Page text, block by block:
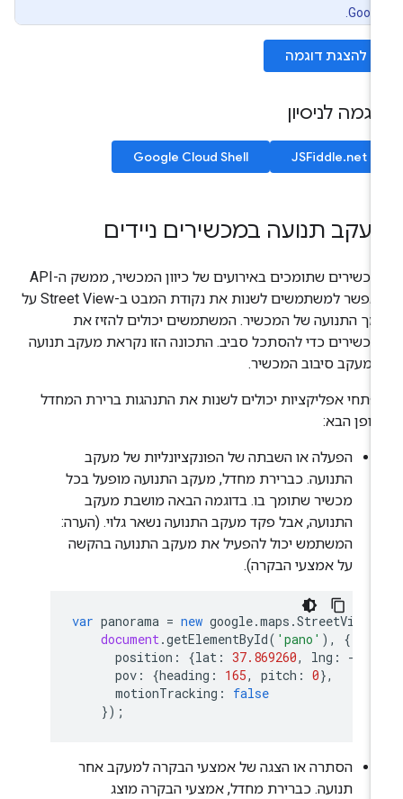
להצגת דוגמה
לניסיון
JSFiddle.net
Google Cloud Shell
תנועה במכשירים ניידים
במכשירים שתומכים באירועים של כיוון המכשיר, ממשק ה-API
מאפשר למשתמשים לשנות את נקודת המבט ב-Street View על
התנועה של המכשיר. המשתמשים יכולים להזיז את
כדי להסתכל סביב. התכונה הזו נקראת מעקב תנועה
מעקב סיבוב המכשיר.
אפליקציות יכולים לשנות את התנהגות ברירת המחדל
הבא:
הפעלה או השבתה של הפונקציונליות של מעקב
התנועה. כברירת מחדל, מעקב התנועה מופעל בכל
מכשיר שתומך בו. בדוגמה הבאה מושבת מעקב
התנועה, אבל פקד מעקב התנועה נשאר גלוי. (הערה:
המשתמש יכול להפעיל את מעקב התנועה בהקשה
על אמצעי הבקרה).
var panorama = new google.maps.
document.getElementById('pano' ),
position: { lat: 37.869260, lng
pov: {heading: 165, pitch:
motionTracking: false
הסתרה או הצגה של אמצעי הבקרה למעקב אחר
תנועה. כברירת מחדל, אמצעי הבקרה מוצג